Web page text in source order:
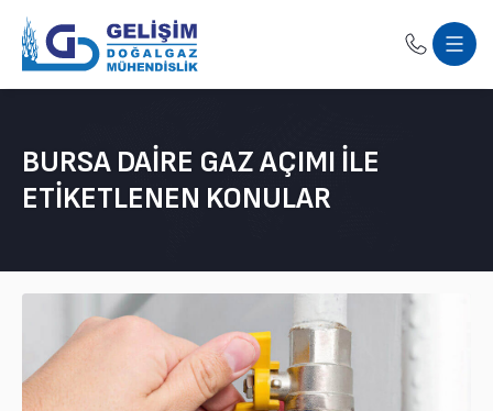
BURSA DAIRE GAZ AÇIMI ILE
ETIKETLENEN KONULAR